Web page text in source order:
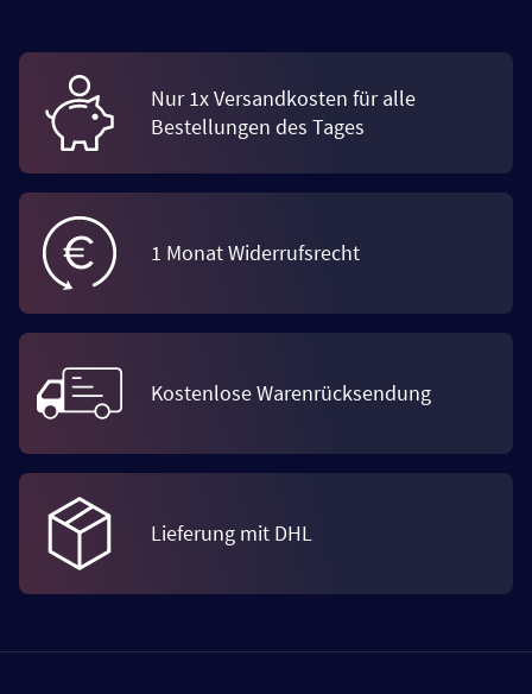
Nur 1x Versandkosten für alle
Bestellungen des Tages
1 Monat Widerrufsrecht
Kostenlose Warenrücksendung
Lieferung mit DHL